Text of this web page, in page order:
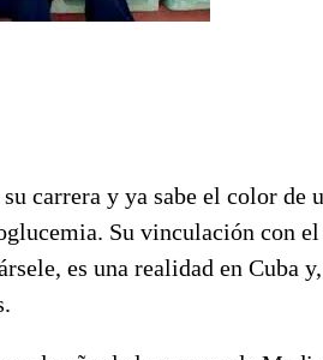
carrera y ya sabe el color de
Su vinculación con
es una realidad en Cuba